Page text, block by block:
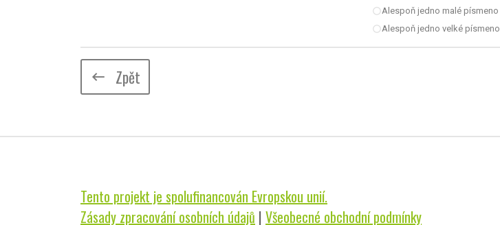
radio_button_uncheckedAlespoň jedno malé písmeno
radio_button_uncheckedAlespoň jedno velké písmeno
keyboard_backspace Zpět
Tento projekt je spolufinancován Evropskou unií.
Zásady zpracování osobních údajů | Všeobecné obchodní podmínky